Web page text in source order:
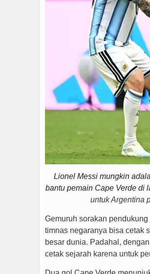
Lionel Messi mungkin
bantu pemain Cape Verde di
untuk Argentina
Gemuruh sorakan
timnas negaranya bisa cetak
besar dunia. Padahal,
cetak sejarah karena untuk